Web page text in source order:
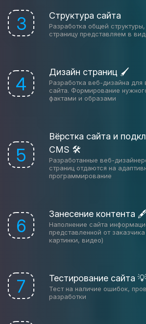
3 Структура сайта
Разработка общей
страницу представляем в
4
Дизайн страниц 🖌
Разработка веб-дизайна для
сайта. Формирование
фактами и образами
5
Вёрстка сайта и
CMS 🛠
Разработанные веб-
страниц отдаются на
программирование
6
Занесение контента
Наполнение сайта
представленной от
картинки, видео)
7 Тестирование сайта 💡
Тест на наличие ошибок,
разработки